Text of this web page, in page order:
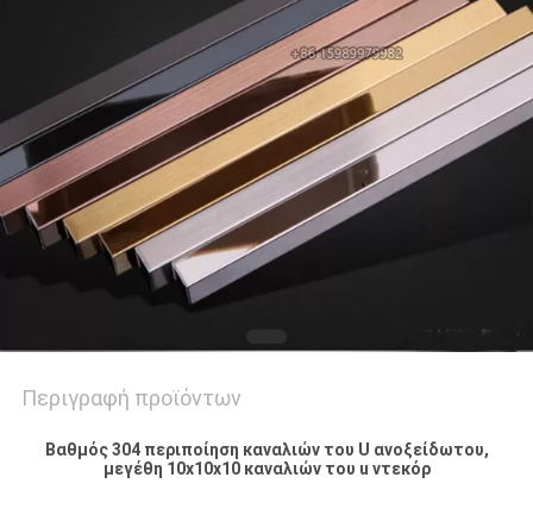
Περιγραφή προϊόντων
Βαθμός 304 περιποίηση καναλιών του U ανοξείδωτου,
μεγέθη 10x10x10 καναλιών του u ντεκόρ